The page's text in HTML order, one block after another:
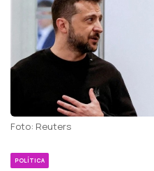
Foto: Reuters
POLÍTICA